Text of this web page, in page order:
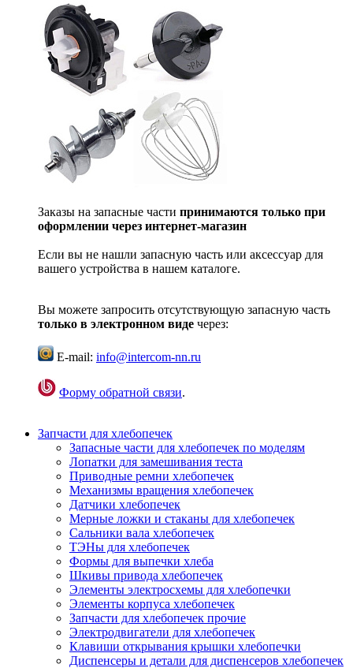
Заказы на запасные части принимаются только при
оформлении через интернет-магазин
Если вы не нашли запасную часть или аксессуар для
вашего устройства в нашем каталоге.
Вы можете запросить отсутствующую запасную часть
только в электронном виде через:
E-mail: info@intercom-nn.ru
Форму обратной связи.
Запчасти для хлебопечек
Запасные части для хлебопечек по моделям
Лопатки для замешивания теста
Приводные ремни хлебопечек
Механизмы вращения хлебопечек
Датчики хлебопечек
Мерные ложки и стаканы для хлебопечек
Сальники вала хлебопечек
ТЭНы для хлебопечек
Формы для выпечки хлеба
Шкивы привода хлебопечек
Элементы электросхемы для хлебопечки
Элементы корпуса хлебопечек
Запчасти для хлебопечек прочие
Электродвигатели для хлебопечек
Клавиши открывания крышки хлебопечки
Диспенсеры и детали для диспенсеров хлебопечек